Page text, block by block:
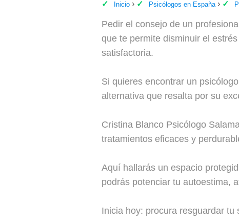
Inicio Psicólogos en España
Pedir el consejo de un
que te permite disminuir el
satisfactoria.
Si quieres encontrar un
alternativa que resalta por su
Cristina Blanco Psicólogo
tratamientos eficaces y
Aquí hallarás un espacio
podrás potenciar tu autoestima,
Inicia hoy: procura resguardar